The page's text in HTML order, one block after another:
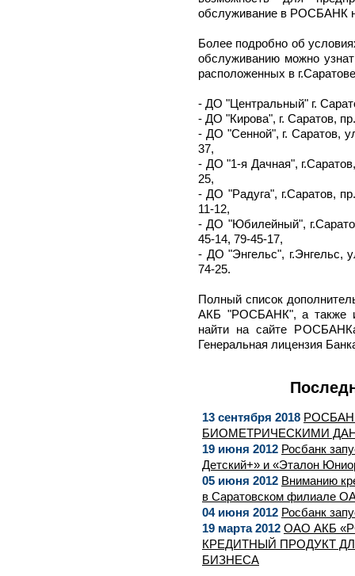
обслуживание в РОСБАНК
Более подробно об
обслуживанию можно
расположенных в
- ДО "Центральный" г.
- ДО "Кирова", г. Саратов,
- ДО "Сенной", г. Саратов,
37,
- ДО "1-я Дачная",
25,
- ДО "Радуга", г.Саратов,
11-12,
- ДО "Юбилейный",
45-14, 79-45-17,
- ДО "Энгельс", г.Энгельс,
74-25.
Полный список
АКБ "РОСБАНК", а также
найти на сайте
Генеральная лицензия
13 сентября 2018
БИОМЕТРИЧЕСКИМИ
19 июня 2012 Росбанк
Детский+» и «Эталон
05 июня 2012 Вниманию
в Саратовском филиале
04 июня 2012 Росбанк
19 марта 2012 ОАО АКБ
КРЕДИТНЫЙ ПРОДУКТ
БИЗНЕСА